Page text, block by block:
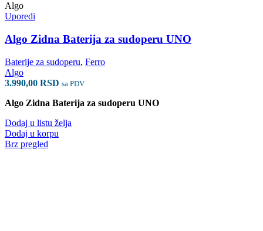
Algo
Uporedi
Algo Zidna Baterija za sudoperu UNO
Baterije za sudoperu, Ferro
Algo
3.990,00 RSD sa PDV
Algo Zidna Baterija za sudoperu UNO
Dodaj u listu želja
Dodaj u korpu
Brz pregled